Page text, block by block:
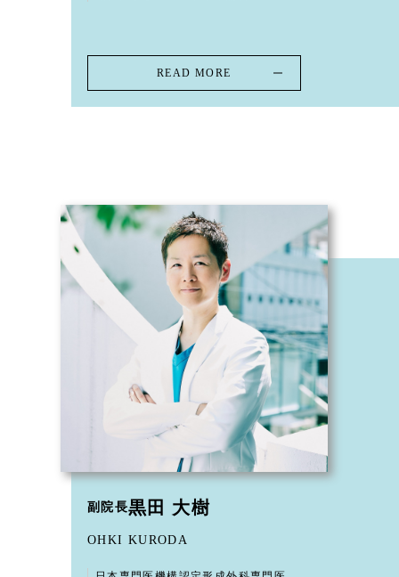
READ MORE
副院長黒田 大樹
OHKI KURODA